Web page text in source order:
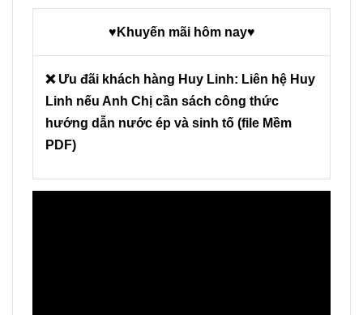
♥Khuyến mãi hôm nay♥
❌ Ưu đãi khách hàng Huy Linh: Liên hệ Huy
Linh nếu Anh Chị cần sách công thức
hướng dẫn nước ép và sinh tố (file Mềm
PDF)